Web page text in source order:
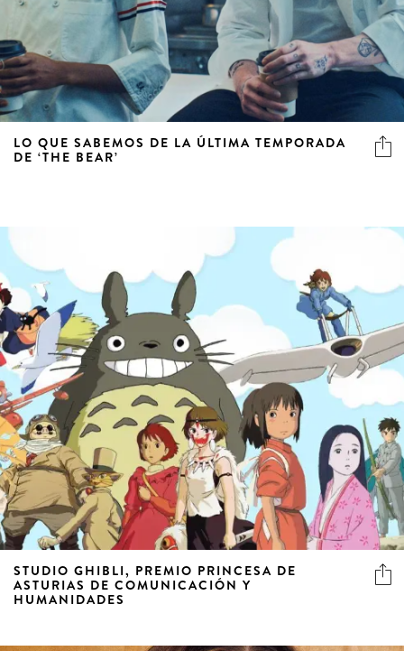
LO QUE SABEMOS DE LA ÚLTIMA TEMPORADA
DE ‘THE BEAR’
STUDIO GHIBLI, PREMIO PRINCESA DE
ASTURIAS DE COMUNICACIÓN Y
HUMANIDADES